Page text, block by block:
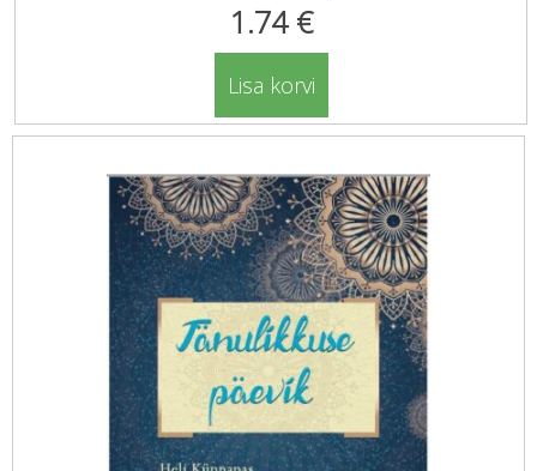
1.74 €
Lisa korvi